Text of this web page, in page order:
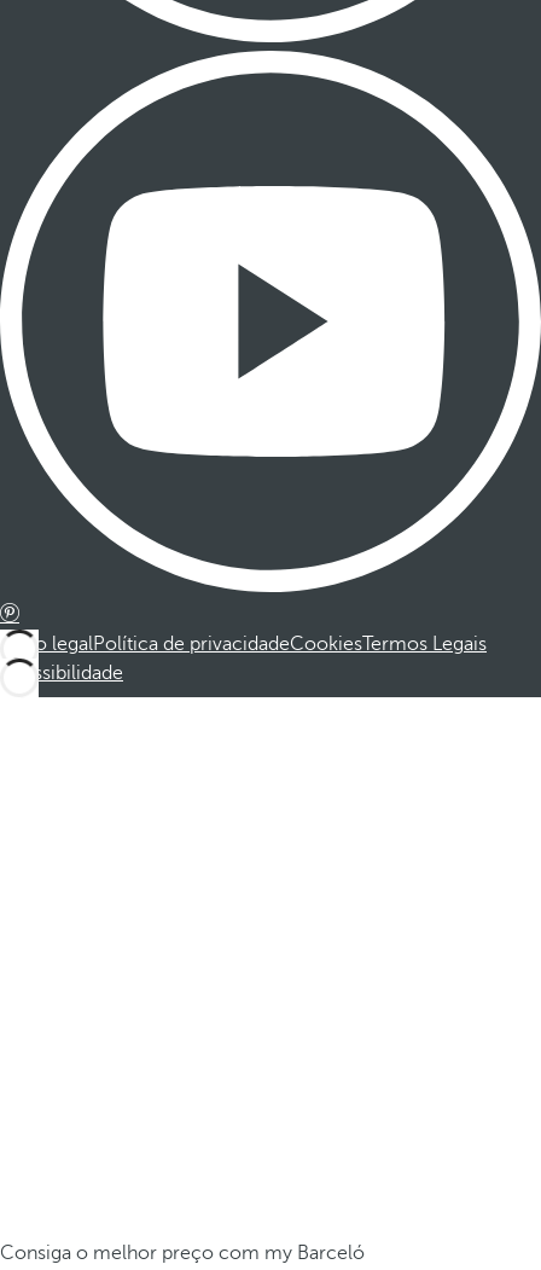
Aviso legalPolítica de privacidadeCookiesTermos Legais
Acessibilidade
Consiga o melhor preço com my Barceló